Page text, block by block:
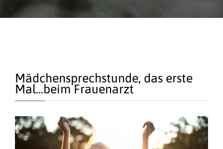
Mädchensprechstunde, das erste
Mal...beim Frauenarzt